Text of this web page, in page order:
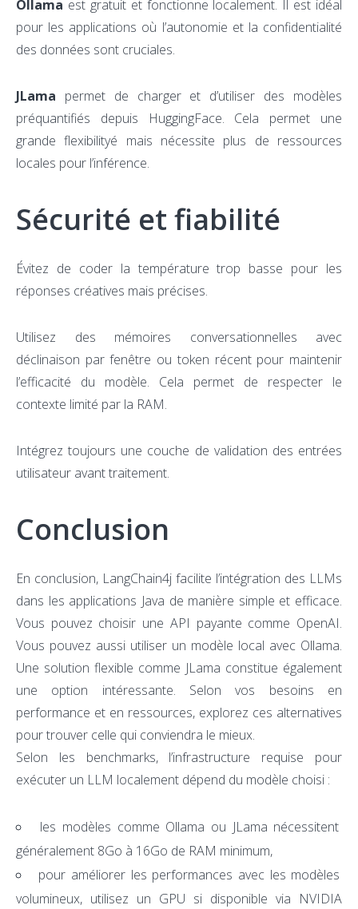
Ollama est gratuit et fonctionne localement. Il est idéal
pour les applications où l’autonomie et la confidentialité
des données sont cruciales.
JLama permet de charger et d’utiliser des modèles
préquantifiés depuis HuggingFace. Cela permet une
grande flexibilityé mais nécessite plus de ressources
locales pour l’inférence.
Sécurité et fiabilité
Évitez de coder la température trop basse pour les
réponses créatives mais précises.
Utilisez des mémoires conversationnelles avec
déclinaison par fenêtre ou token récent pour maintenir
l’efficacité du modèle. Cela permet de respecter le
contexte limité par la RAM.
Intégrez toujours une couche de validation des entrées
utilisateur avant traitement.
Conclusion
En conclusion, LangChain4j facilite l’intégration des LLMs
dans les applications Java de manière simple et efficace.
Vous pouvez choisir une API payante comme OpenAI.
Vous pouvez aussi utiliser un modèle local avec Ollama.
Une solution flexible comme JLama constitue également
une option intéressante. Selon vos besoins en
performance et en ressources, explorez ces alternatives
pour trouver celle qui conviendra le mieux.
Selon les benchmarks, l’infrastructure requise pour
exécuter un LLM localement dépend du modèle choisi :
les modèles comme Ollama ou JLama nécessitent
généralement 8Go à 16Go de RAM minimum,
pour améliorer les performances avec les modèles
volumineux, utilisez un GPU si disponible via NVIDIA